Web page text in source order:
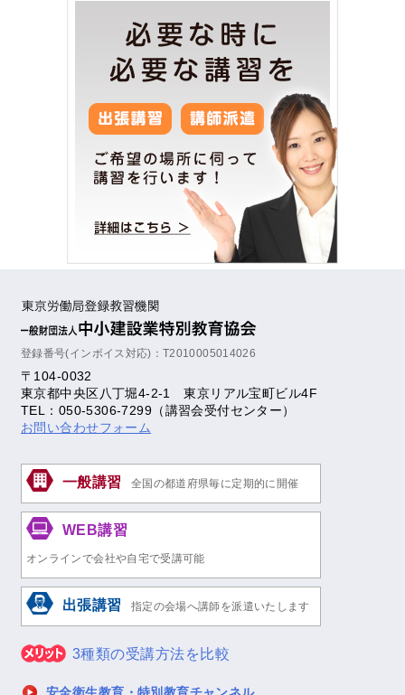
登録番号(インボイス対応)：T2010005014026
〒104-0032
東京都中央区八丁堀4-2-1 東京リアル宝町ビル4F
TEL：050-5306-7299（講習会受付センター）
お問い合わせフォーム
一般講習 全国の都道府県毎に定期的に開催
WEB講習
オンラインで会社や自宅で受講可能
出張講習 指定の会場へ講師を派遣いたします
3種類の受講方法を比較